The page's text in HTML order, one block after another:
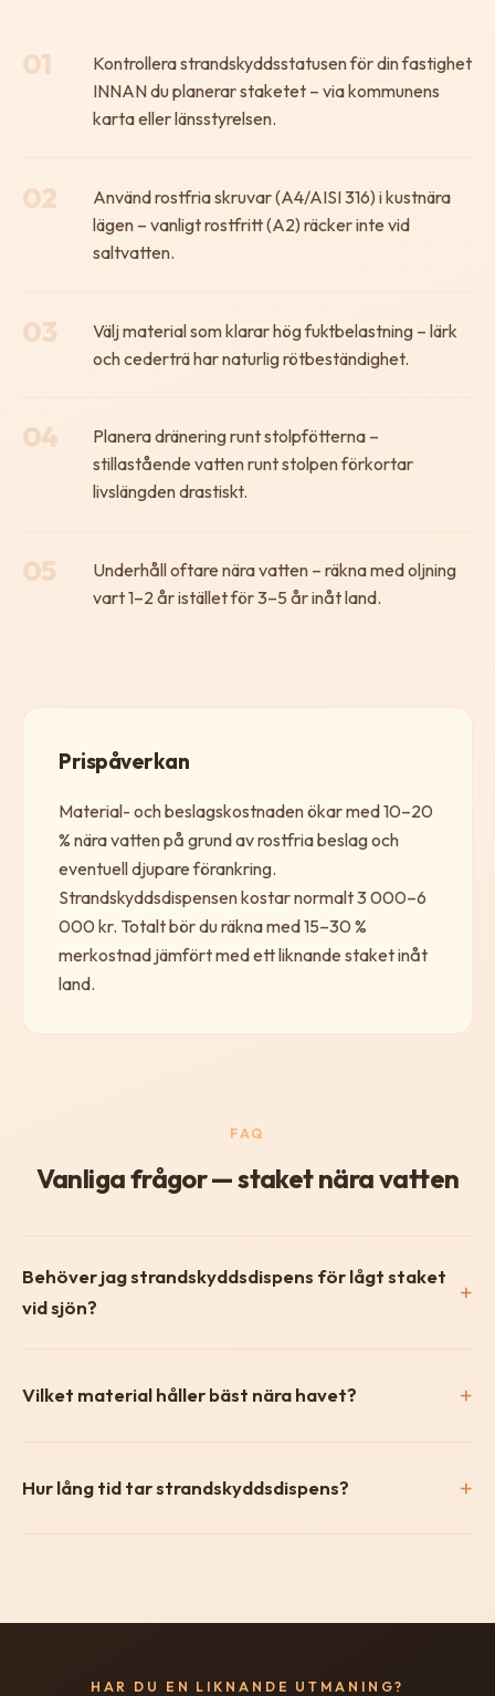
01
Kontrollera strandskyddsstatusen för din fastighet
INNAN du planerar staketet – via kommunens
karta eller länsstyrelsen.
02
Använd rostfria skruvar (A4/AISI 316) i kustnära
lägen – vanligt rostfritt (A2) räcker inte vid
saltvatten.
03
Välj material som klarar hög fuktbelastning – lärk
och cederträ har naturlig rötbeständighet.
04
Planera dränering runt stolpfötterna –
stillastående vatten runt stolpen förkortar
livslängden drastiskt.
05
Underhåll oftare nära vatten – räkna med oljning
vart 1–2 år istället för 3–5 år inåt land.
Prispåverkan
Material- och beslagskostnaden ökar med 10–20
% nära vatten på grund av rostfria beslag och
eventuell djupare förankring.
Strandskyddsdispensen kostar normalt 3 000–6
000 kr. Totalt bör du räkna med 15–30 %
merkostnad jämfört med ett liknande staket inåt
land.
FAQ
Vanliga frågor — staket nära vatten
Behöver jag strandskyddsdispens för lågt staket
vid sjön?
Vilket material håller bäst nära havet?
Hur lång tid tar strandskyddsdispens?
HAR DU EN LIKNANDE UTMANING?